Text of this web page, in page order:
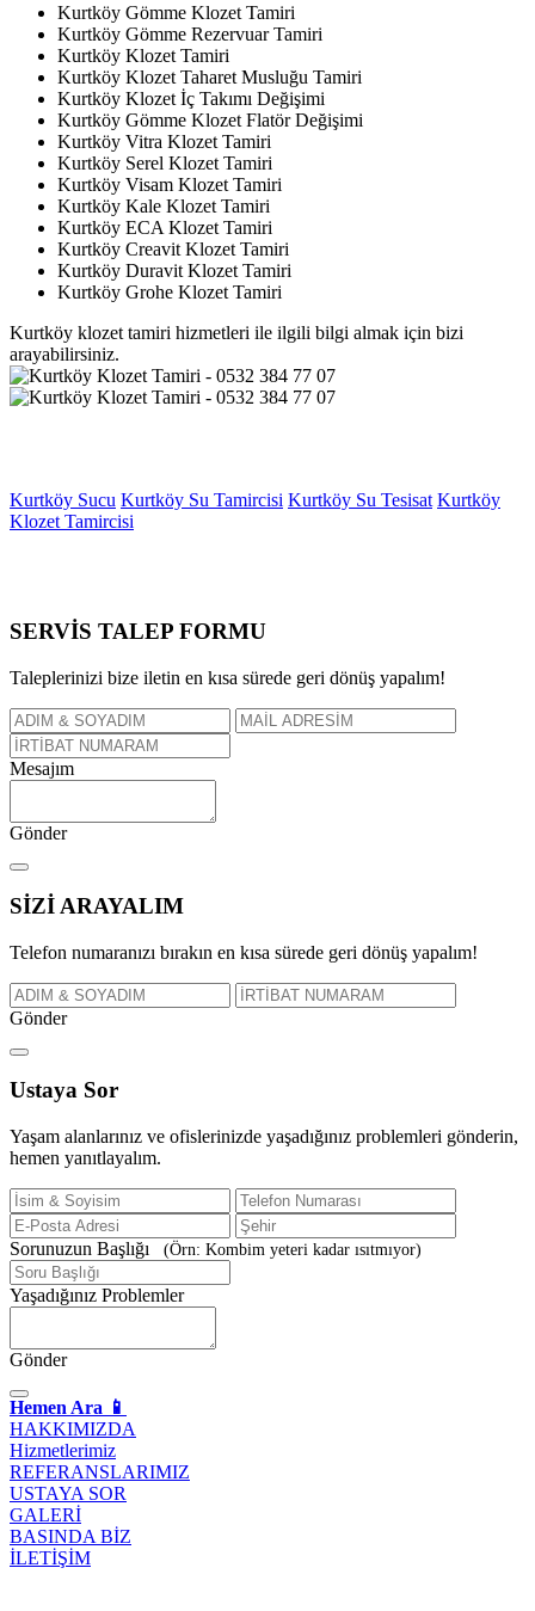
Kurtköy Gömme Klozet Tamiri
Kurtköy Gömme Rezervuar Tamiri
Kurtköy Klozet Tamiri
Kurtköy Klozet Taharet Musluğu Tamiri
Kurtköy Klozet İç Takımı Değişimi
Kurtköy Gömme Klozet Flatör Değişimi
Kurtköy Vitra Klozet Tamiri
Kurtköy Serel Klozet Tamiri
Kurtköy Visam Klozet Tamiri
Kurtköy Kale Klozet Tamiri
Kurtköy ECA Klozet Tamiri
Kurtköy Creavit Klozet Tamiri
Kurtköy Duravit Klozet Tamiri
Kurtköy Grohe Klozet Tamiri
Kurtköy klozet tamiri hizmetleri ile ilgili bilgi almak için bizi
arayabilirsiniz.
Kurtköy Sucu Kurtköy Su Tamircisi Kurtköy Su Tesisat Kurtköy
Klozet Tamircisi
SERVİS TALEP FORMU
Taleplerinizi bize iletin en kısa sürede geri dönüş yapalım!
Mesajım
Gönder
SİZİ ARAYALIM
Telefon numaranızı bırakın en kısa sürede geri dönüş yapalım!
Gönder
Ustaya Sor
Yaşam alanlarınız ve ofislerinizde yaşadığınız problemleri gönderin,
hemen yanıtlayalım.
Sorunuzun Başlığı (Örn: Kombim yeteri kadar ısıtmıyor)
Yaşadığınız Problemler
Gönder
Hemen Ara 📱
HAKKIMIZDA
Hizmetlerimiz
REFERANSLARIMIZ
USTAYA SOR
GALERİ
BASINDA BİZ
İLETİŞİM